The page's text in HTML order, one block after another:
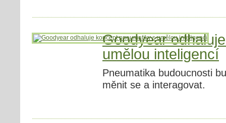
Goodyear
umělou inteligencí
Pneumatika budoucnosti
měnit se a interagovat.